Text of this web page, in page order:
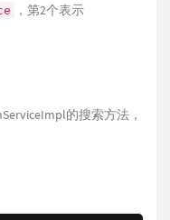
，第2个表示
的搜索方法，